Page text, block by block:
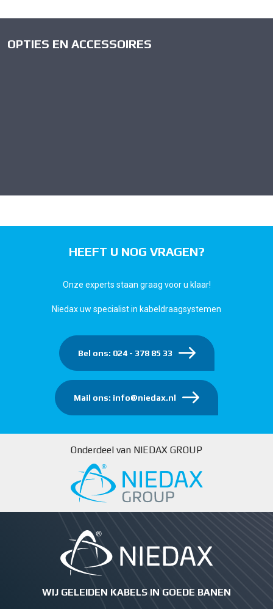
OPTIES EN ACCESSOIRES
HEEFT U NOG VRAGEN?
Onze experts staan graag voor u klaar!
Niedax uw specialist in kabeldraagsystemen
Bel ons: 024 - 378 85 33
Mail ons: info@niedax.nl
Onderdeel van NIEDAX GROUP
WIJ GELEIDEN KABELS IN GOEDE BANEN